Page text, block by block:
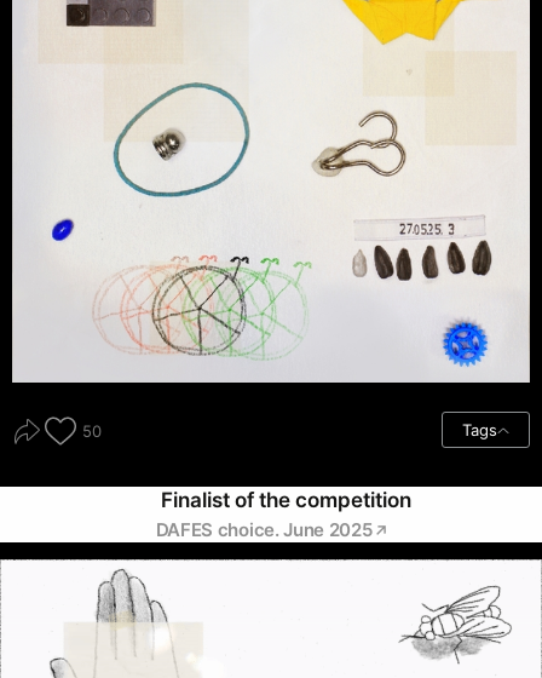
50 Tags
Finalist of the competition
DAFES choice. June 2025